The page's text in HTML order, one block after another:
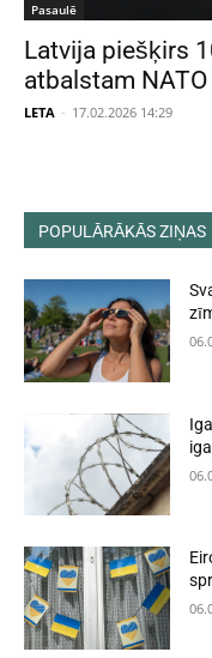
Pasaulē
Latvija piešķirs
atbalstam
LETA - 17.02.2026 14:29
POPULĀRĀKĀS ZIŅAS